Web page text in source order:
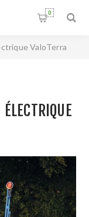
0
ValoTerra